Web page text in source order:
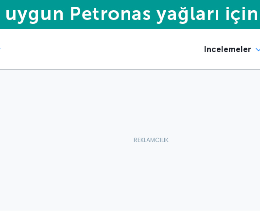
Incelemeler